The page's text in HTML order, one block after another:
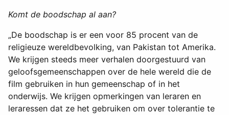
Komt de boodschap al aan?
„De boodschap is er een voor 85 procent van de
religieuze wereldbevolking, van Pakistan tot Amerika.
We krijgen steeds meer verhalen doorgestuurd van
geloofsgemeenschappen over de hele wereld die de
film gebruiken in hun gemeenschap of in het
onderwijs. We krijgen opmerkingen van leraren en
leraressen dat ze het gebruiken om over tolerantie te